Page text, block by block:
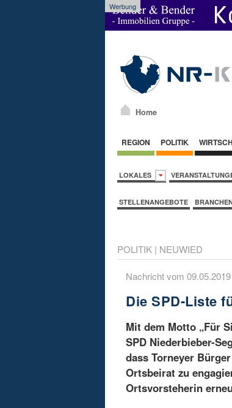
Werbung
Home
REGION POLITIK
LOKALES
STELLENANGEBOTE
POLITIK | NEUWIED
Nachricht vom
Die SPD-Liste
Mit dem Motto „Für
SPD Niederbieber-
dass Torneyer
Ortsbeirat zu
Ortsvorsteherin